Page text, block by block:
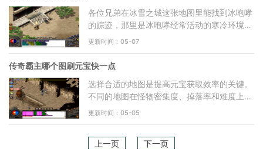
各位兄弟在冰雪之城这张地图里能找到冰咆哮
的踪迹，那里是冰咆哮经常活动的寒冷环境区
域。咱们需要在这张地图上仔细观察那些隐藏
更新时间：05-07
传奇霸主哪个图刷元宝快一点
选择合适的地图是提高元宝获取效率的关键。
不同的地图在怪物密集度、掉落率和难度上都
有差异，需要根据你目前的实力选择合适的刷
更新时间：05-05
上一页 下一页